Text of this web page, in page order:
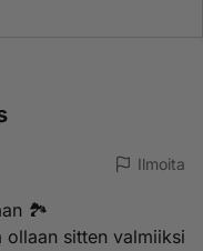
Ilmoita
🏞
ollaan sitten valmiiksi